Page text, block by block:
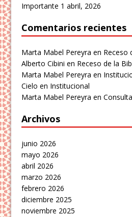
Importante 1 abril, 2026
Comentarios recientes
Marta Mabel Pereyra en Receso
Alberto Cibini en Receso de la
Marta Mabel Pereyra en
Cielo en Institucional
Marta Mabel Pereyra en
Archivos
junio 2026
mayo 2026
abril 2026
marzo 2026
febrero 2026
diciembre 2025
noviembre 2025